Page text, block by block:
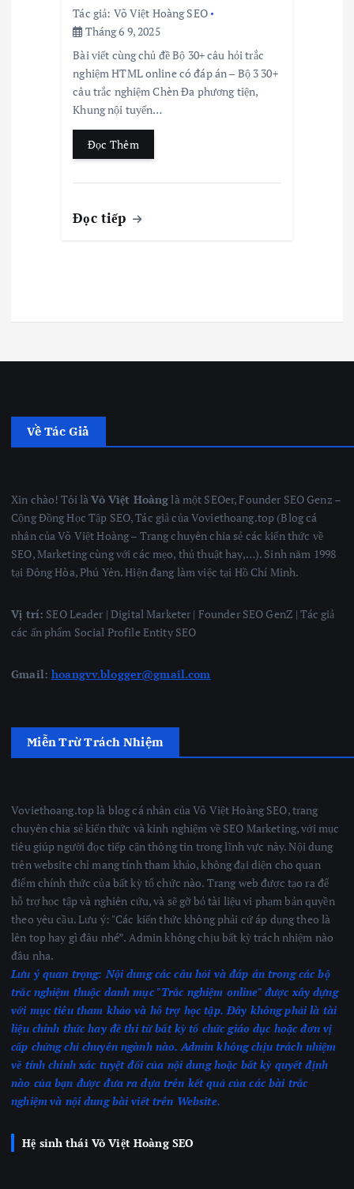
Tác giả: Võ Việt Hoàng SEO
Tháng 6 9, 2025
Bài viết cùng chủ đề Bộ 30+ câu hỏi trắc
nghiệm HTML online có đáp án – Bộ 3 30+
câu trắc nghiệm Chèn Đa phương tiện,
Khung nội tuyến…
Đọc Thêm
Đọc tiếp
Về Tác Giả
Xin chào! Tôi làVõ Việt Hoànglà một SEOer, Founder SEO Genz –
Cộng Đồng Học Tập SEO, Tác giả của Voviethoang.top (Blog cá
nhân của Võ Việt Hoàng – Trang chuyên chia sẻ các kiến thức về
SEO, Marketing cùng với các mẹo, thủ thuật hay,…). Sinh năm 1998
tại Đông Hòa, Phú Yên. Hiện đang làm việc tại Hồ Chí Minh.
Vị trí: SEO Leader | Digital Marketer | Founder SEO GenZ | Tác giả
các ấn phẩm Social Profile Entity SEO
Gmail:hoangvv.blogger@gmail.com
Miễn Trừ Trách Nhiệm
Voviethoang.top là blog cá nhân của Võ Việt Hoàng SEO, trang
chuyên chia sẻ kiến thức và kinh nghiệm về SEO Marketing, với mục
tiêu giúp người đọc tiếp cận thông tin trong lĩnh vực này. Nội dung
trên website chỉ mang tính tham khảo, không đại diện cho quan
điểm chính thức của bất kỳ tổ chức nào. Trang web được tạo ra để
hỗ trợ học tập và nghiên cứu, và sẽ gỡ bỏ tài liệu vi phạm bản quyền
theo yêu cầu. Lưu ý: "Các kiến thức không phải cứ áp dụng theo là
lên top hay gì đâu nhé”. Admin không chịu bất kỳ trách nhiệm nào
đâu nha.
Lưu ý quan trọng: Nội dung các câu hỏi và đáp án trong các bộ
trắc nghiệm thuộc danh mục "Trắc nghiệm online" được xây dựng
với mục tiêu tham khảo và hỗ trợ học tập. Đây không phải là tài
liệu chính thức hay đề thi từ bất kỳ tổ chức giáo dục hoặc đơn vị
cấp chứng chỉ chuyên ngành nào. Admin không chịu trách nhiệm
về tính chính xác tuyệt đối của nội dung hoặc bất kỳ quyết định
nào của bạn được đưa ra dựa trên kết quả của các bài trắc
nghiệmvà nội dung bài viết trên Website.
Hệ sinh thái Võ Việt Hoàng SEO